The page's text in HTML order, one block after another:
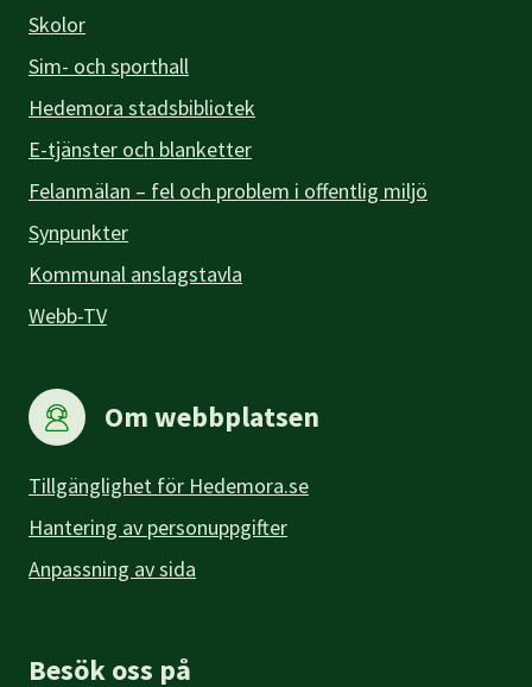
Skolor
Sim- och sporthall
Hedemora stadsbibliotek
E-tjänster och blanketter
Felanmälan – fel och problem i offentlig miljö
Synpunkter
Kommunal anslagstavla
Webb-TV
Om webbplatsen
Tillgänglighet för Hedemora.se
Hantering av personuppgifter
Anpassning av sida
Besök oss på